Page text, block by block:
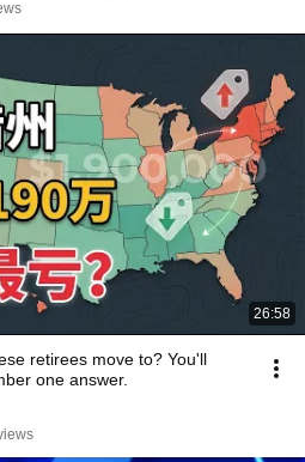
#喜剧 #funny #综艺
26:58
retirees move to? You'll
one answer.